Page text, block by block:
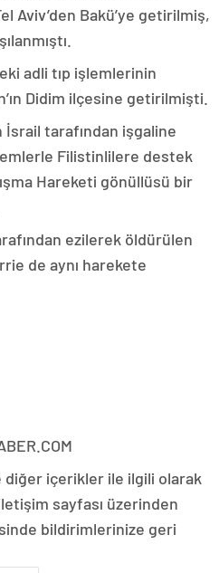
Aviv’den Bakü’ye getirilmiş,
adli tıp işlemlerinin
Didim ilçesine getirilmişti.
İsrail tarafından işgaline
Filistinlilere destek
Hareketi gönüllüsü bir
ezilerek öldürülen
de aynı harekete
diğer içerikler ile ilgili olarak
sayfası üzerinden
bildirimlerinize geri